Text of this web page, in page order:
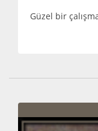
Güzel bir